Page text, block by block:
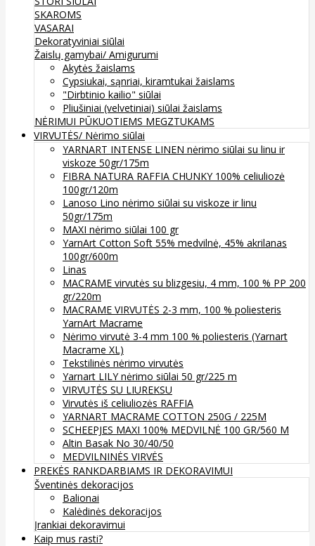
SKAROMS
VASARAI
Dekoratyviniai siūlai
Žaislų gamybai/ Amigurumi
Akytės žaislams
Cypsiukai, sąnriai, kiramtukai žaislams
"Dirbtinio kailio" siūlai
Pliušiniai (velvetiniai) siūlai žaislams
NĖRIMUI PŪKUOTIEMS MEGZTUKAMS
VIRVUTĖS/ Nėrimo siūlai
YARNART INTENSE LINEN nėrimo siūlai su linu ir
viskoze 50gr/175m
FIBRA NATURA RAFFIA CHUNKY 100% celiuliozė
100gr/120m
Lanoso Lino nėrimo siūlai su viskoze ir linu
50gr/175m
MAXI nėrimo siūlai 100 gr
YarnArt Cotton Soft 55% medvilnė, 45% akrilanas
100gr/600m
Linas
MACRAME virvutės su blizgesiu, 4 mm, 100 % PP 200
gr/220m
MACRAME VIRVUTĖS 2-3 mm, 100 % poliesteris
YarnArt Macrame
Nėrimo virvutė 3-4 mm 100 % poliesteris (Yarnart
Macrame XL)
Tekstilinės nėrimo virvutės
Yarnart LILY nėrimo siūlai 50 gr/225 m
VIRVUTĖS SU LIUREKSU
Virvutės iš celiuliozės RAFFIA
YARNART MACRAME COTTON 250G / 225M
SCHEEPJES MAXI 100% MEDVILNĖ 100 GR/560 M
Altin Basak No 30/40/50
MEDVILNINĖS VIRVĖS
PREKĖS RANKDARBIAMS IR DEKORAVIMUI
Šventinės dekoracijos
Balionai
Kalėdinės dekoracijos
Įrankiai dekoravimui
Kaip mus rasti?